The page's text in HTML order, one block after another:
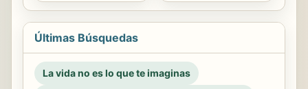
Últimas Búsquedas
La vida no es lo que te imaginas